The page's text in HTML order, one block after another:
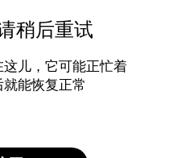
稍后重试
儿，它可能正忙着
能恢复正常